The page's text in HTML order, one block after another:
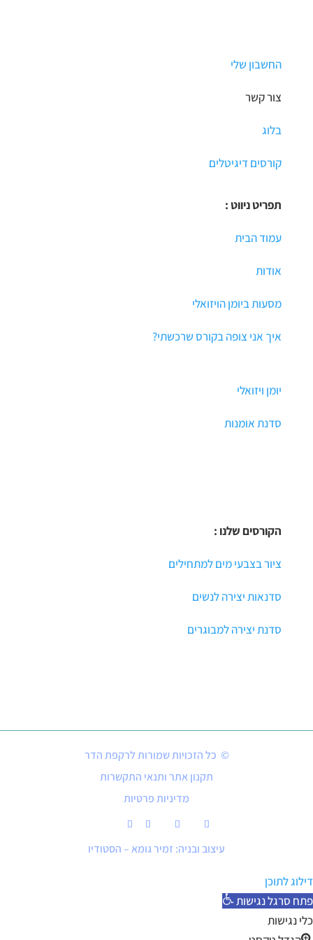
החשבון שלי
צור קשר
בלוג
קורסים דיגיטלים
תפריט ניווט :
עמוד הבית
אודות
מסעות ביומן הויזואלי
איך אני צופה בקורס שרכשתי?
יומן ויזואלי
סדנת אומנות
הקורסים שלנו :
ציור בצבעי מים למתחילים
סדנאות יצירה לנשים
סדנת יצירה למבוגרים
© כל הזכויות שמורות לרקפת הדר
תקנון אתר ותנאי התקשרות
מדיניות פרטיות
עיצוב ובניה: זמיר גומא – הסטודיו
דילוג לתוכן
פתח סרגל נגישות
כלי נגישות